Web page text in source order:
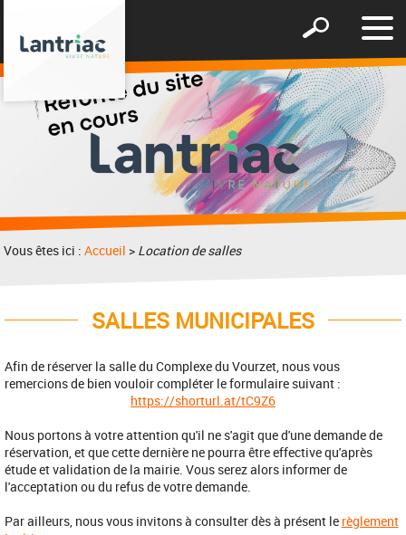
le
Afficher
formulaire
de
recherche
Vous êtes ici :Accueil > Location de salles
SALLES MUNICIPALES
Afin de réserver la salle du Complexe du Vourzet, nous vous
remercions de bien vouloir compléter le formulaire suivant :
https://shorturl.at/tC9Z6
Nous portons à votre attention qu'il ne s'agit que d'une demande de
réservation, et que cette dernière ne pourra être effective qu'après
étude et validation de la mairie. Vous serez alors informer de
l'acceptation ou du refus de votre demande.
Par ailleurs, nous vous invitons à consulter dès à présent le règlement